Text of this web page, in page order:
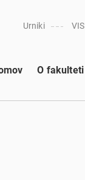
Urniki VIS
O fakulteti